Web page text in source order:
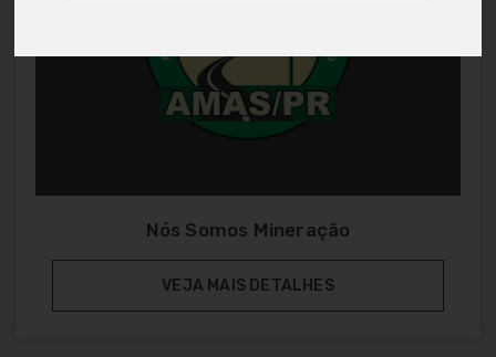
Nós Somos Mineração
VEJA MAIS DETALHES